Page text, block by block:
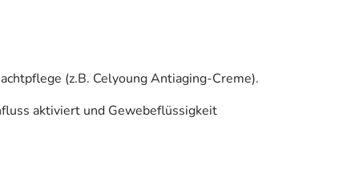
(z.B. Celyoung Antiaging-Creme).
aktiviert und Gewebeflüssigkeit